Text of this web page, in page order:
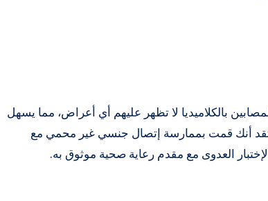
بالكلاميديا ​​لا تظهر عليهم أي أعراض، مما يسهل
أنك قمت بممارسة إتصال جنسي غير محمي مع
العدوى مع مقدم رعاية صحية موثوق به.